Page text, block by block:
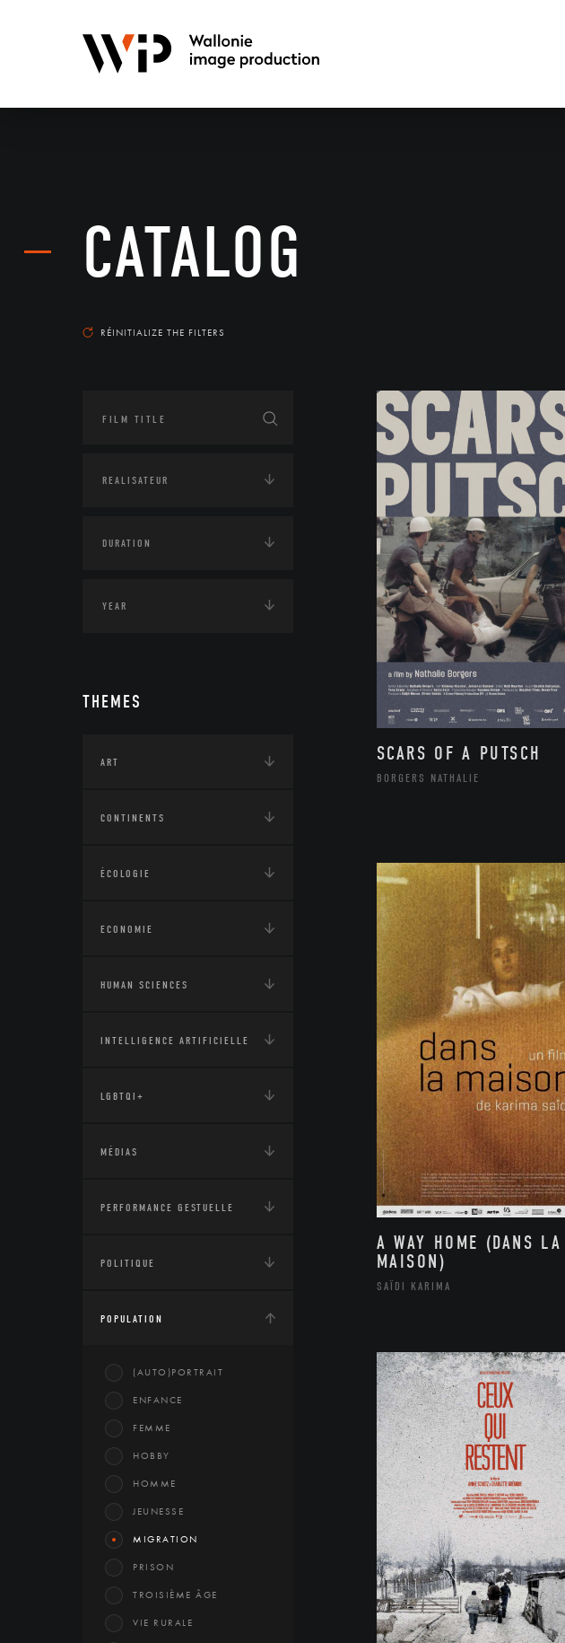
CATALOG
RÉINITIALIZE THE FILTERS
THEMES
ART
CONTINENTS
ÉCOLOGIE
ECONOMIE
HUMAN SCIENCES
INTELLIGENCE ARTIFICIELLE
LGBTQI+
MÉDIAS
PERFORMANCE GESTUELLE
POLITIQUE
POPULATION
(AUTO)PORTRAIT
ENFANCE
FEMME
HOBBY
HOMME
JEUNESSE
MIGRATION
PRISON
TROISIÈME ÂGE
VIE RURALE
SCARS OF A PUTSCH
BORGERS NATHALIE
A WAY HOME (DANS LA
MAISON)
SAÏDI KARIMA